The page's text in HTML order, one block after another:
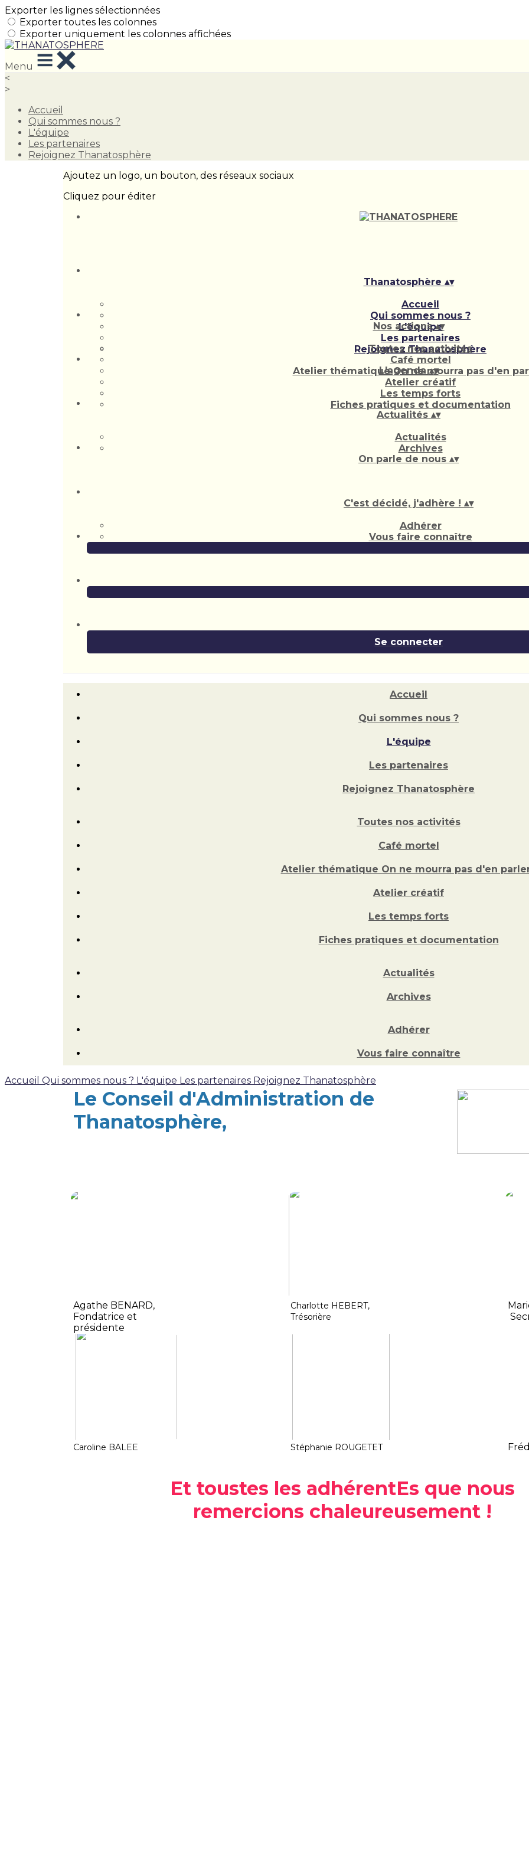
Exporter les lignes sélectionnées
Exporter toutes les colonnes
Exporter uniquement les colonnes affichées
Menu
<
>
Accueil
Qui sommes nous ?
L'équipe
Les partenaires
Rejoignez Thanatosphère
Ajoutez un logo, un bouton, des réseaux sociaux
Cliquez pour éditer
Thanatosphère ▴▾
Accueil
Qui sommes nous ?
L'équipe
Les partenaires
Rejoignez Thanatosphère
Nos actions▴▾
Toutes nos activités
Café mortel
Atelier thématique On ne mourra pas d'en
Atelier créatif
Les temps forts
Fiches pratiques et documentation
L'agenda▴▾
Actualités ▴▾
Actualités
Archives
On parle de nous ▴▾
C'est décidé, j'adhère ! ▴▾
Adhérer
Vous faire connaître
Se connecter
Accueil
Qui sommes nous ?
L'équipe
Les partenaires
Rejoignez Thanatosphère
Toutes nos activités
Café mortel
Atelier thématique On ne mourra pas d'en
Atelier créatif
Les temps forts
Fiches pratiques et documentation
Actualités
Archives
Adhérer
Vous faire connaître
Accueil Qui sommes nous ? L'équipe Les partenaires Rejoignez Thanatosphère
Le Conseil d'Administration de
Thanatosphère,
Agathe BENARD,
Fondatrice et
présidente
Charlotte HEBERT,
Trésorière
Caroline BALEE Stéphanie ROUGETET
Et toustes les adhérentEs que nous
remercions chaleureusement !